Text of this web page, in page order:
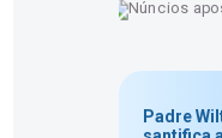
Padre